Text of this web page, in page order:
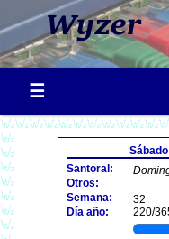
Santoral:
Otros:
Semana:
32
Día año:
220/